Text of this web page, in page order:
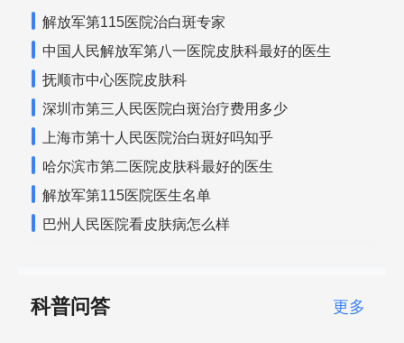
解放军第115医院治白斑专家
中国人民解放军第八一医院皮肤科最好的医生
抚顺市中心医院皮肤科
深圳市第三人民医院白斑治疗费用多少
上海市第十人民医院治白斑好吗知乎
哈尔滨市第二医院皮肤科最好的医生
解放军第115医院医生名单
巴州人民医院看皮肤病怎么样
科普问答 更多